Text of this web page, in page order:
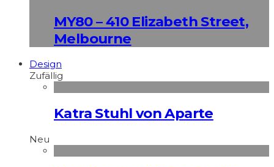
MY80 – 410 Elizabeth Street,
Melbourne
Design
Zufällig
Katra Stuhl von Aparte
Neu